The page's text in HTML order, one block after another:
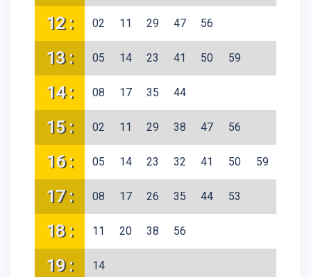
12 : 02 11 29 47 56
13 : 05 14 23 41 50 59
14 : 08 17 35 44
15 : 02 11 29 38 47 56
16 : 05 14 23 32 41 50 59
17 : 08 17 26 35 44 53
18 : 11 20 38 56
19 : 14